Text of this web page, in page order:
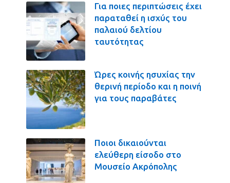
Για ποιες περιπτώσεις έχει
παραταθεί η ισχύς του
παλαιού δελτίου
ταυτότητας
Ώρες κοινής ησυχίας την
θερινή περίοδο και η ποινή
για τους παραβάτες
Ποιοι δικαιούνται
ελεύθερη είσοδο στο
Μουσείο Ακρόπολης